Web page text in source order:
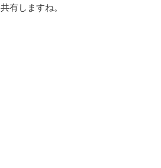
有しますね。